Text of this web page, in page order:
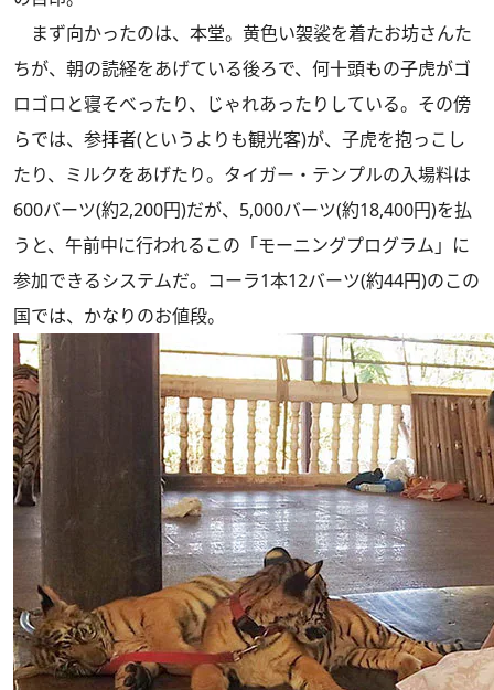
まず向かったのは、本堂。黄色い袈裟を着たお坊さんた
ちが、朝の読経をあげている後ろで、何十頭もの子虎がゴ
ロゴロと寝そべったり、じゃれあったりしている。その傍
らでは、参拝者(というよりも観光客)が、子虎を抱っこし
たり、ミルクをあげたり。タイガー・テンプルの入場料は
600バーツ(約2,200円)だが、5,000バーツ(約18,400円)を払
うと、午前中に行われるこの「モーニングプログラム」に
参加できるシステムだ。コーラ1本12バーツ(約44円)のこの
国では、かなりのお値段。